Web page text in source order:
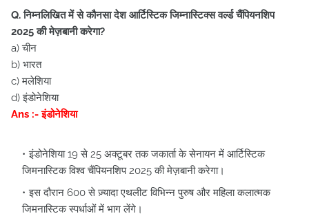
Q. निम्नलिखित में से कौनसा देश आर्टिस्टिक जिम्नास्टिक्स वर्ल्ड चैंपियनशिप
2025 की मेज़बानी करेगा?
a) चीन
b) भारत
c) मलेशिया
d) इंडोनेशिया
Ans :- इंडोनेशिया
इंडोनेशिया 19 से 25 अक्टूबर तक जकार्ता के सेनायन में आर्टिस्टिक
जिमनास्टिक विश्व चैंपियनशिप 2025 की मेज़बानी करेगा।
इस दौरान 600 से ज़्यादा एथलीट विभिन्न पुरुष और महिला कलात्मक
जिमनास्टिक स्पर्धाओं में भाग लेंगे।